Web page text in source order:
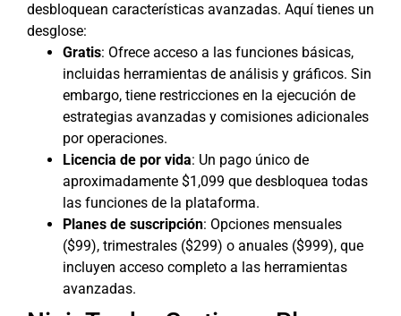
desbloquean características avanzadas. Aquí tienes un
desglose:
Gratis: Ofrece acceso a las funciones básicas,
incluidas herramientas de análisis y gráficos. Sin
embargo, tiene restricciones en la ejecución de
estrategias avanzadas y comisiones adicionales
por operaciones.
Licencia de por vida: Un pago único de
aproximadamente $1,099 que desbloquea todas
las funciones de la plataforma.
Planes de suscripción: Opciones mensuales
($99), trimestrales ($299) o anuales ($999), que
incluyen acceso completo a las herramientas
avanzadas.